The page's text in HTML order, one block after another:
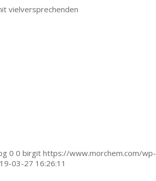
vielversprechenden
0 0 birgit https://www.morchem.com/wp-
03-27 16:26:11